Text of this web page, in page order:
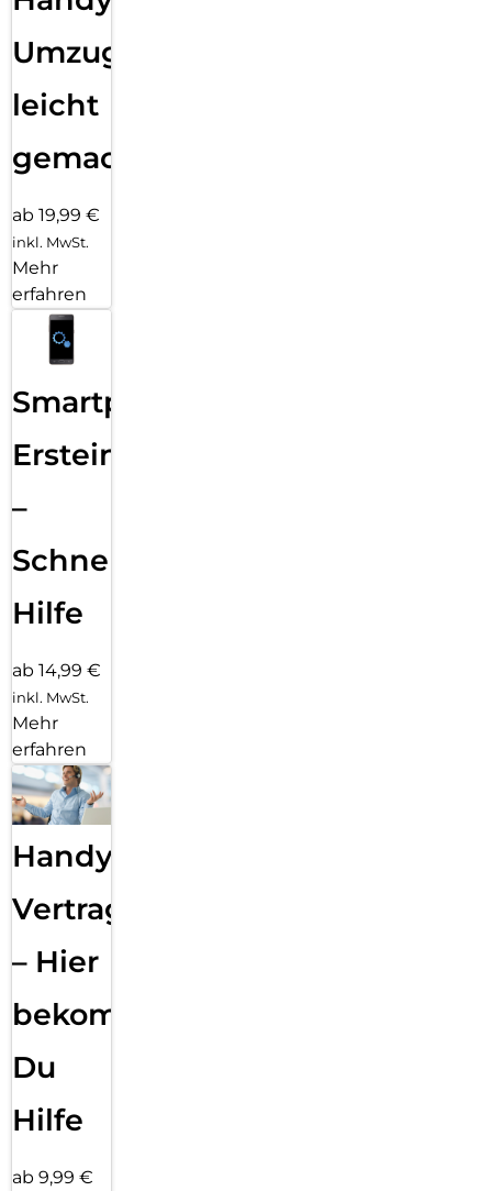
Umzug
leicht
gemacht!
ab 19,99 €
inkl. MwSt.
Mehr
erfahren
Smartphone
Ersteinrichtung
–
Schnelle
Hilfe
ab 14,99 €
inkl. MwSt.
Mehr
erfahren
Handy
Vertragsabwicklung
– Hier
bekommst
Du
Hilfe
ab 9,99 €